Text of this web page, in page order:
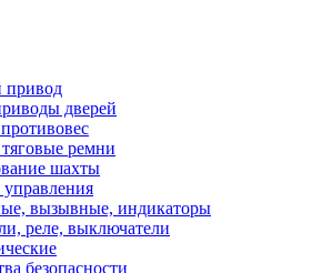
привод
дверей
ремни
шахты
вызывные, индикаторы
реле, выключатели
безопасности